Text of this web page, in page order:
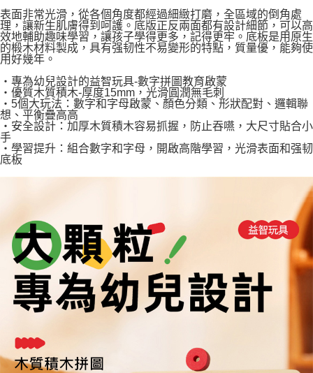
表面非常光滑，從各個角度都經過細緻打磨，全區域的倒角處
理，讓新生肌膚得到呵護。底版正反兩面都有設計細節，可以高
效地輔助趣味學習，讓孩子學得更多，記得更牢。底板是用原生
的椴木材料製成，具有强韧性不易變形的特點，質量優，能夠使
用好幾年。
・專為幼兒設計的益智玩具-數字拼圖教育啟蒙
・優質木質積木-厚度15mm，光滑圓潤無毛刺
・5個大玩法：數字和字母啟蒙、顏色分類、形狀配對、邏輯聯
想、平衡疊高高
・安全設計：加厚木質積木容易抓握，防止吞嚥，大尺寸貼合小
手
・學習提升：組合數字和字母，開啟高階學習，光滑表面和强韧
底板